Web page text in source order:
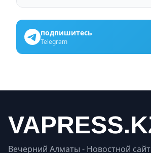
подпишитесь
Telegram
Вечерний Алматы - Новостной сайт